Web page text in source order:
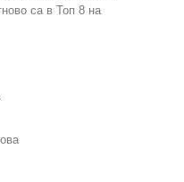
са в Топ 8 на